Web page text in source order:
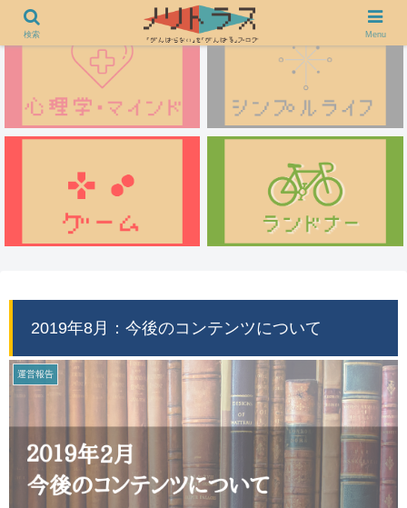
2019年8月：今後のコンテンツについて
運営報告
検索 Menu